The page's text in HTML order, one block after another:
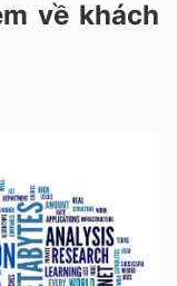
về khách